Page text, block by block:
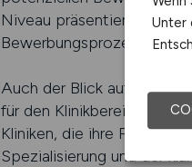
Niveau präsentieren. Das
Bewerbungsprozess
Auch der Blick auf andere
für den Klinikbereich eine
Kliniken, die ihre
Spezialisierung und der
Unter